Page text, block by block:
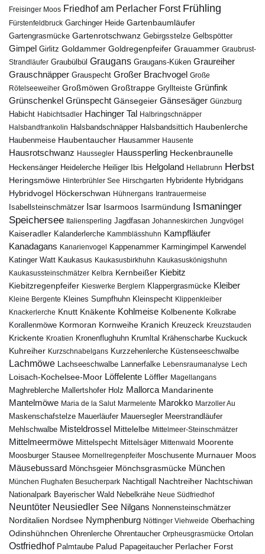
Freisinger Moos Friedhof am Perlacher Forst Frühling
Fürstenfeldbruck Garchinger Heide Gartenbaumläufer
Gartengrasmücke Gartenrotschwanz Gebirgsstelze Gelbspötter
Gimpel Girlitz Goldammer Goldregenpfeifer Grauammer Graubrust-
Strandläufer Graubülbül Graugans Graugans-Küken Graureiher
Grauschnäpper Grauspecht Großer Brachvogel Große
Rötelseeweiher Großmöwen Großtrappe Gryllteiste Grünfink
Grünschenkel Grünspecht Gänsegeier Gänsesäger Günzburg
Habicht Habichtsadler Hachinger Tal Halbringschnäpper
Halsbandfrankolin Halsbandschnäpper Halsbandsittich Haubenlerche
Haubenmeise Haubentaucher Hausammer Hausente
Hausrotschwanz Haussegler Haussperling Heckenbraunelle
Heckensänger Heidelerche Heiliger Ibis Helgoland Hellabrunn Herbst
Heringsmöwe Hinterbrühler See Hirschgarten Hybridente Hybridgans
Hybridvogel Höckerschwan Hühnergans Irantrauermeise
Isabellsteinschmätzer Isar Isarmoos Isarmündung Ismaninger
Speichersee Italiensperling Jagdfasan Johanneskirchen Jungvögel
Kaiseradler Kalanderlerche Kammblässhuhn Kampfläufer
Kanadagans Kanarienvogel Kappenammer Karmingimpel Karwendel
Katinger Watt Kaukasus Kaukasusbirkhuhn Kaukasuskönigshuhn
Kaukasussteinschmätzer Kelbra Kernbeißer Kiebitz
Kiebitzregenpfeifer Kieswerke Berglern Klappergrasmücke Kleiber
Kleine Bergente Kleines Sumpfhuhn Kleinspecht Klippenkleiber
Knackerlerche Knutt Knäkente Kohlmeise Kolbenente Kolkrabe
Korallenmöwe Kormoran Kornweihe Kranich Kreuzeck Kreuzstauden
Krickente Kroatien Kronenflughuhn Krumltal Krähenscharbe Kuckuck
Kuhreiher Kurzschnabelgans Kurzzehenlerche Küstenseeschwalbe
Lachmöwe Lachseeschwalbe Lannerfalke Lebensraumanalyse Lech
Loisach-Kochelsee-Moor Löffelente Löffler Magellangans
Maghreblerche Mallertshofer Holz Mallorca Mandarinente
Mantelmöwe Maria de la Salut Marmelente Marokko Marzoller Au
Maskenschafstelze Mauerläufer Mauersegler Meerstrandläufer
Mehlschwalbe Misteldrossel Mittelelbe Mittelmeer-Steinschmätzer
Mittelmeermöwe Mittelspecht Mittelsäger Mittenwald Moorente
Moosburger Stausee Mornellregenpfeifer Moschusente Murnauer Moos
Mäusebussard Mönchsgeier Mönchsgrasmücke München
München Flughafen Besucherpark Nachtigall Nachtreiher Nachtschiwan
Nationalpark Bayerischer Wald Nebelkrähe Neue Südfriedhof
Neuntöter Neusiedler See Nilgans Nonnensteinschmätzer
Norditalien Nordsee Nymphenburg Nöttinger Viehweide Oberhaching
Odinshühnchen Ohrenlerche Ohrentaucher Orpheusgrasmücke Ortolan
Ostfriedhof Palmtaube Palud Papageitaucher Perlacher Forst